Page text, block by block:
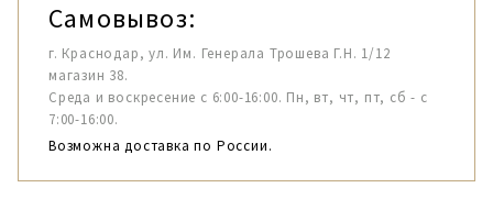
Самовывоз:
г. Краснодар, ул. Им. Генерала Трошева Г.Н. 1/12
магазин 38.
Среда и воскресение с 6:00-16:00. Пн, вт, чт, пт, сб - с
7:00-16:00.
Возможна доставка по России.